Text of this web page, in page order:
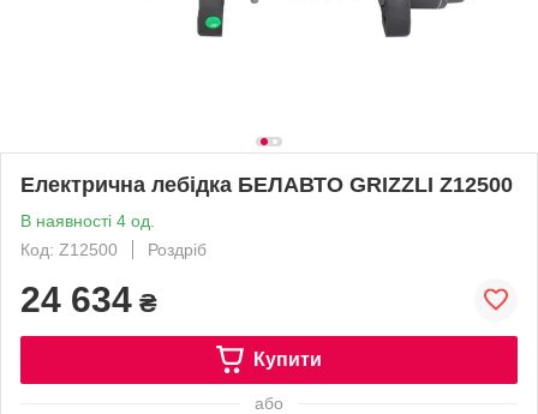
Електрична лебідка БЕЛАВТО GRIZZLI Z12500
В наявності 4 од.
Код: Z12500
Роздріб
24 634 ₴
Купити
або